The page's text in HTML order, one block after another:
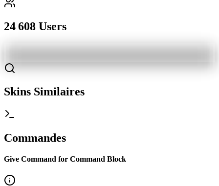
24 608 Users
Skins Similaires
Commandes
Give Command for Command Block